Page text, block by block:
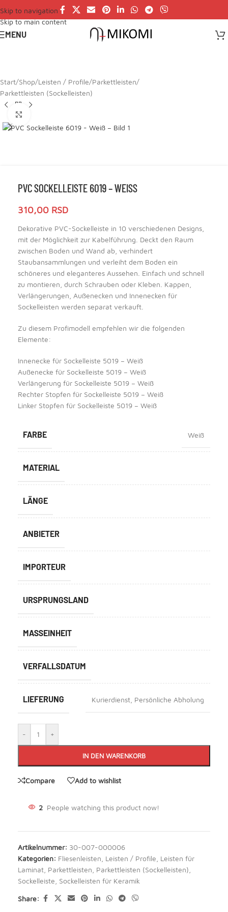
Skip to navigation
Skip to main content
MENU
Start/Shop/Leisten / Profile/Parkettleisten/
Parkettleisten (Sockelleisten)
PVC SOCKELLEISTE 6019 – WEISS
310,00 RSD
Dekorative PVC-Sockelleiste in 10 verschiedenen Designs,
mit der Möglichkeit zur Kabelführung. Deckt den Raum
zwischen Boden und Wand ab, verhindert
Staubansammlungen und verleiht dem Boden ein
schöneres und eleganteres Aussehen. Einfach und schnell
zu montieren, durch Schrauben oder Kleben. Kappen,
Verlängerungen, Außenecken und Innenecken für
Sockelleisten werden separat verkauft.
Zu diesem Profimodell empfehlen wir die folgenden
Elemente:
Innenecke für Sockelleiste 5019 – Weiß
Außenecke für Sockelleiste 5019 – Weiß
Verlängerung für Sockelleiste 5019 – Weiß
Rechter Stopfen für Sockelleiste 5019 – Weiß
Linker Stopfen für Sockelleiste 5019 – Weiß
FARBE Weiß
MATERIAL
LÄNGE
ANBIETER
IMPORTEUR
URSPRUNGSLAND
MASSEINHEIT
VERFALLSDATUM
LIEFERUNG Kurierdienst Persönliche Abholung
- +
IN DEN WARENKORB
Compare Add to wishlist
2 People watching this product now!
Artikelnummer: 30-007-000006
Kategorien: Fliesenleisten Leisten / Profile Leisten für
Laminat Parkettleisten Parkettleisten (Sockelleisten)
Sockelleiste Sockelleisten für Keramik
Share: